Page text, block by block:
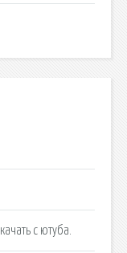
с ютуба.